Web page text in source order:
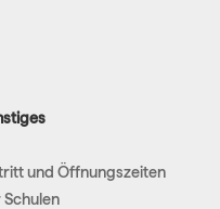
und Öffnungszeiten
Schulen